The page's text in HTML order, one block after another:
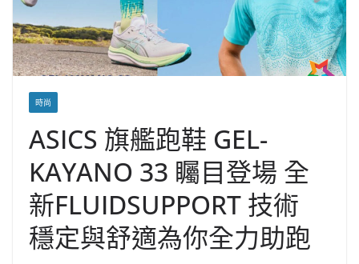
時尚
ASICS 旗艦跑鞋 GEL-
KAYANO 33 矚目登場 全
新FLUIDSUPPORT 技術
穩定與舒適為你全力助跑